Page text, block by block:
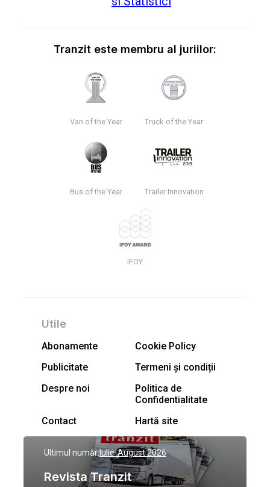
Tranzit este membru al juriilor:
Van of the Year Truck of the Year
Bus of the Year Trailer Innovation
IFOY
Utile
Abonamente
Cookie Policy
Publicitate
Termeni și condiții
Despre noi
Politica de
Confidentialitate
Contact
Hartă site
Ultimul număr:Iulie-August 2026
Revista Tranzit